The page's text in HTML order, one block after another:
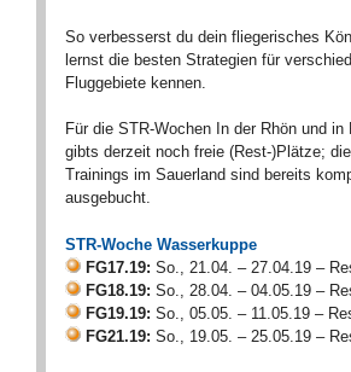
So verbesserst du dein fliegerisches
lernst die besten Strategien für
Fluggebiete kennen.
Für die STR-Wochen In der Rhön und in
gibts derzeit noch freie (Rest-)Plätze;
Trainings im Sauerland sind bereits
ausgebucht.
STR-Woche Wasserkuppe
FG17.19: So., 21.04. – 27.04.19 –
FG18.19: So., 28.04. – 04.05.19 –
FG19.19: So., 05.05. – 11.05.19 –
FG21.19: So., 19.05. – 25.05.19 –